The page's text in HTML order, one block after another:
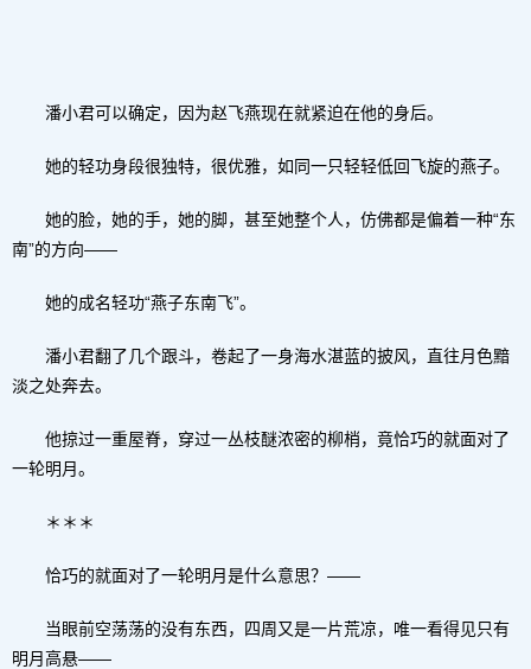
潘小君可以确定，因为赵飞燕现在就紧迫在他的身后。
她的轻功身段很独特，很优雅，如同一只轻轻低回飞旋的燕子。
她的脸，她的手，她的脚，甚至她整个人，仿佛都是偏着一种“东
南”的方向——
她的成名轻功“燕子东南飞”。
潘小君翻了几个跟斗，卷起了一身海水湛蓝的披风，直往月色黯
淡之处奔去。
他掠过一重屋脊，穿过一丛枝醚浓密的柳梢，竟恰巧的就面对了
一轮明月。
＊＊＊
恰巧的就面对了一轮明月是什么意思？——
当眼前空荡荡的没有东西，四周又是一片荒凉，唯一看得见只有
明月高悬——